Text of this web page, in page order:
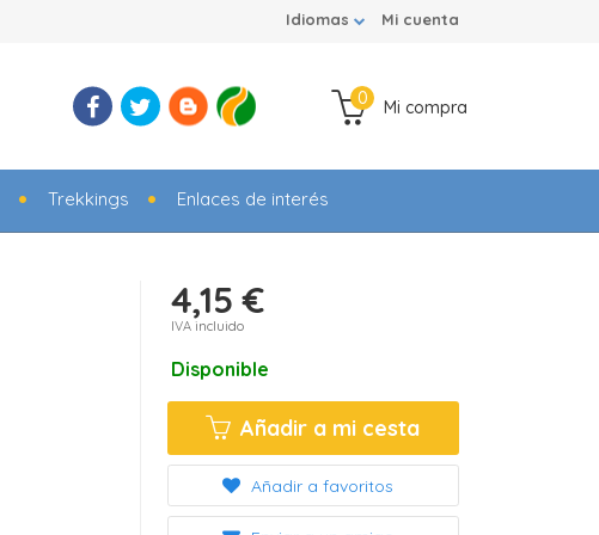
Mi cuenta
Idiomas
Mi compra
0
Trekkings Enlaces de interés
4,15 €
IVA incluido
Disponible
Añadir a mi cesta
Añadir a favoritos